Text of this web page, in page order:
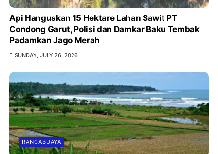
Api Hanguskan 15 Hektare Lahan Sawit PT
Condong Garut, Polisi dan Damkar Baku Tembak
Padamkan Jago Merah
SUNDAY, JULY 26, 2026
RANCABUAYA